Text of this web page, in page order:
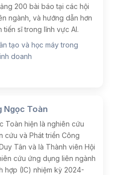
200 bài báo tại các hội
ngành, và hướng dẫn hơn
tiến sĩ trong lĩnh vực AI.
tạo và học máy trong
doanh
Ngọc Toàn
Toàn hiện là nghiên cứu
cứu và Phát triển Công
Tân và là Thành viên Hội
cứu ứng dụng liên ngành
hợp (IC) nhiệm kỳ 2024-